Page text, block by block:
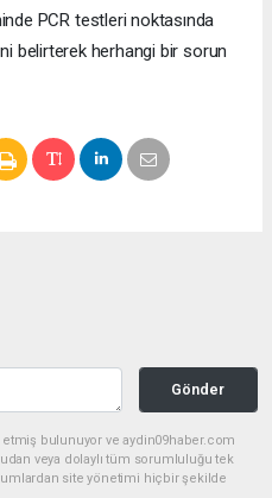
PCR testleri noktasında
belirterek herhangi bir sorun
Gönder
etmiş bulunuyor ve aydin09haber.com
veya dolaylı tüm sorumluluğu tek
site yönetimi hiçbir şekilde